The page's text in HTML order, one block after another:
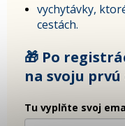
vychytávky,
cestách.
🎁 Po
na svoju
Tu vyplňte svoj